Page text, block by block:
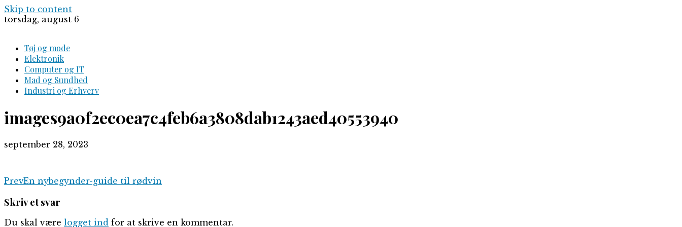
Skip to content
torsdag, august 6
Tøj og mode
Elektronik
Computer og IT
Mad og Sundhed
Industri og Erhverv
images9a0f2ec0ea7c4feb6a3808dab1243aed40553940
september 28, 2023
PrevEn nybegynder-guide til rødvin
Skriv et svar
Du skal være logget ind for at skrive en kommentar.